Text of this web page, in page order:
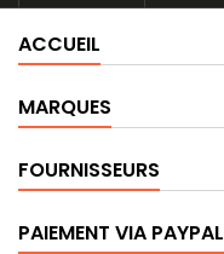
ACCUEIL
MARQUES
FOURNISSEURS
PAIEMENT VIA PAYPAL